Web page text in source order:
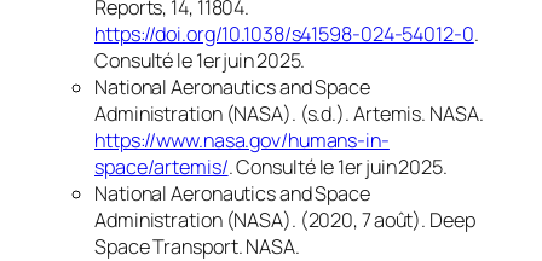
Reports, 14, 11804.
https://doi.org/10.1038/s41598-024-54012-0.
Consulté le 1er juin 2025.
National Aeronautics and Space
Administration (NASA). (s.d.).Artemis. NASA.
https://www.nasa.gov/humans-in-
space/artemis/. Consulté le 1er juin 2025.
National Aeronautics and Space
Administration (NASA). (2020, 7 août). Deep
Space Transport.NASA.